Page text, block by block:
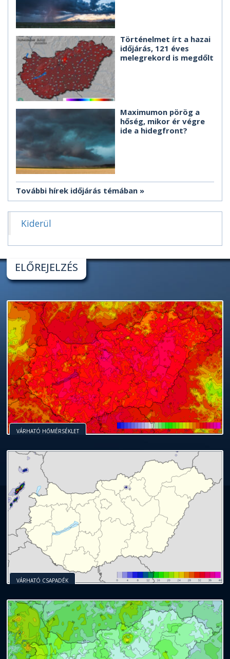
Történelmet írt a hazai
időjárás, 121 éves
melegrekord is megdőlt
Maximumon pörög a
hőség, mikor ér végre
ide a hidegfront?
További hírek időjárás témában
Kiderül
ELŐREJELZÉS
VÁRHATÓ HŐMÉRSÉKLET
VÁRHATÓ CSAPADÉK